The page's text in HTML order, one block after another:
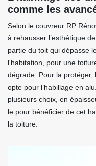
comme les
Selon le couvreur RP
à rehausser l’esthétique
partie du toit qui dépasse
l'habitation, pour une
dégrade. Pour la protéger,
opte pour l’habillage en
plusieurs choix, en
le pour bénéficier de cet
la toiture.